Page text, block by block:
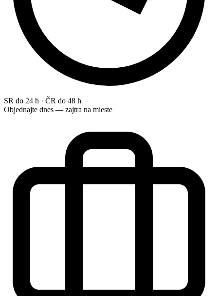
SR do 24 h · ČR do 48 h
Objednajte dnes — zajtra na mieste